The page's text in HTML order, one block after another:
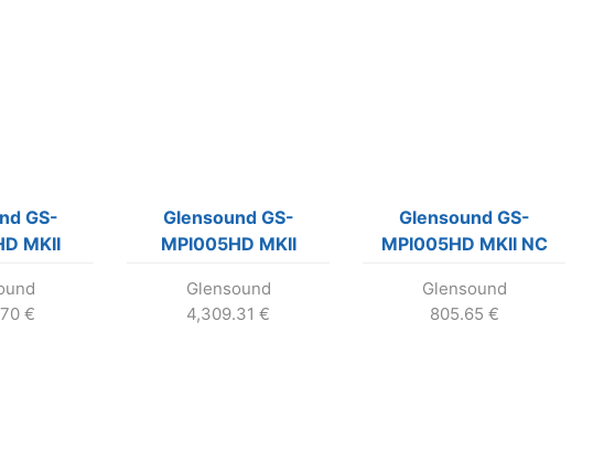
GS-
MKII
€
Glensound GS-
MPI005HD MKII
hybrid s 2x modulom
Glensound
4,309.31 €
Glensound GS-
MPI005HD MKII NC
Glensound
805.65 €